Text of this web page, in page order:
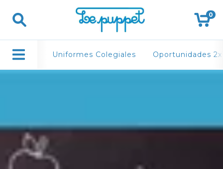
0
Uniformes Colegiales Oportunidades